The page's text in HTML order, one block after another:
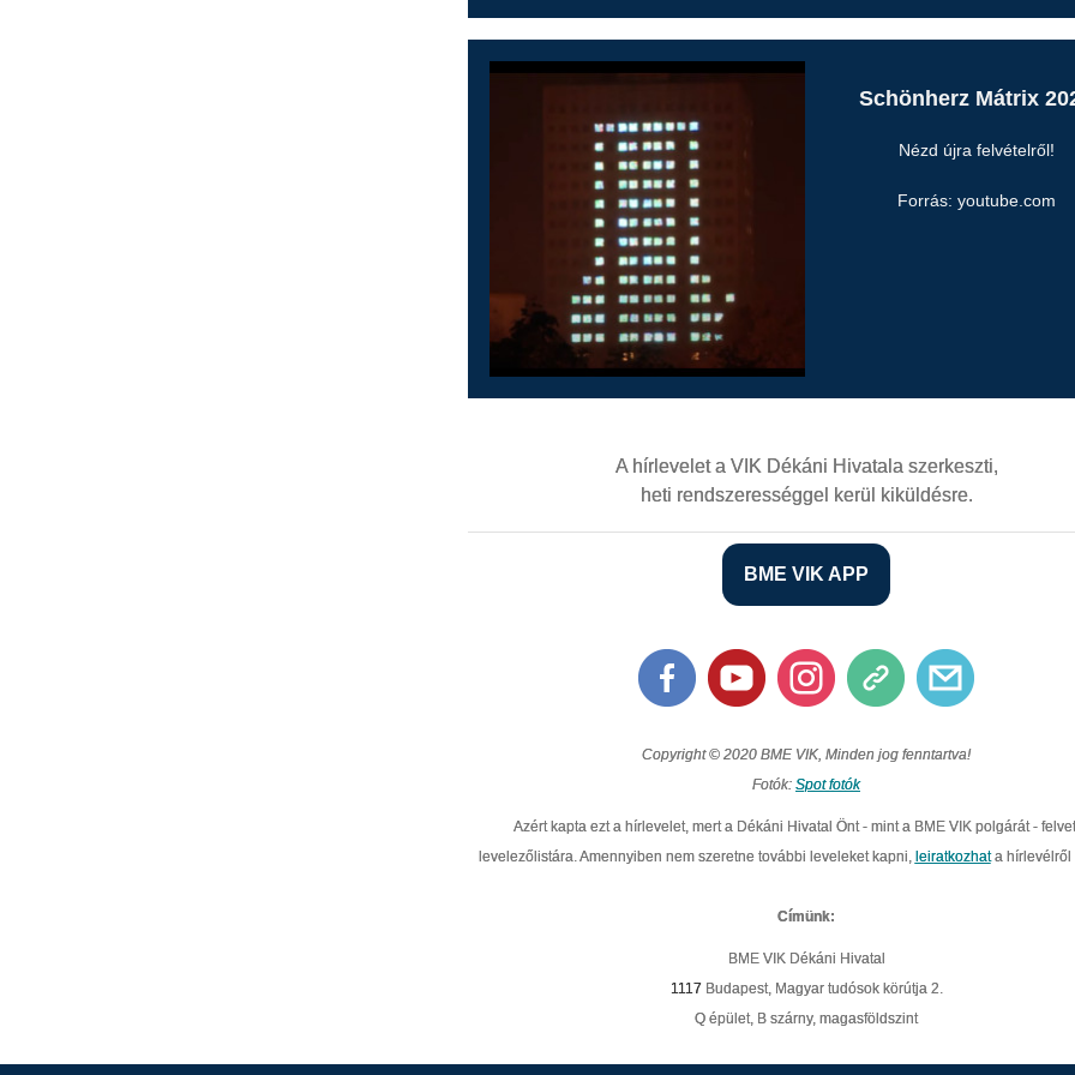
Schönherz Mátrix
Nézd újra felvételről!
Forrás: youtube.com
A hírlevelet a VIK Dékáni Hivatala szerkeszti,
heti rendszerességgel kerül kiküldésre.
BME VIK APP
Copyright © 2020 BME VIK, Minden jog fenntartva!
Fotók: Spot fotók
Azért kapta ezt a hírlevelet, mert a Dékáni Hivatal Önt - mint a BME VIK polgárát -
levelezőlistára. Amennyiben nem szeretne további leveleket kapni, leiratkozhata hírlevélről
Címünk:
BME VIK Dékáni Hivatal
1117 Budapest, Magyar tudósok körútja 2.
Q épület, B szárny, magasföldszint